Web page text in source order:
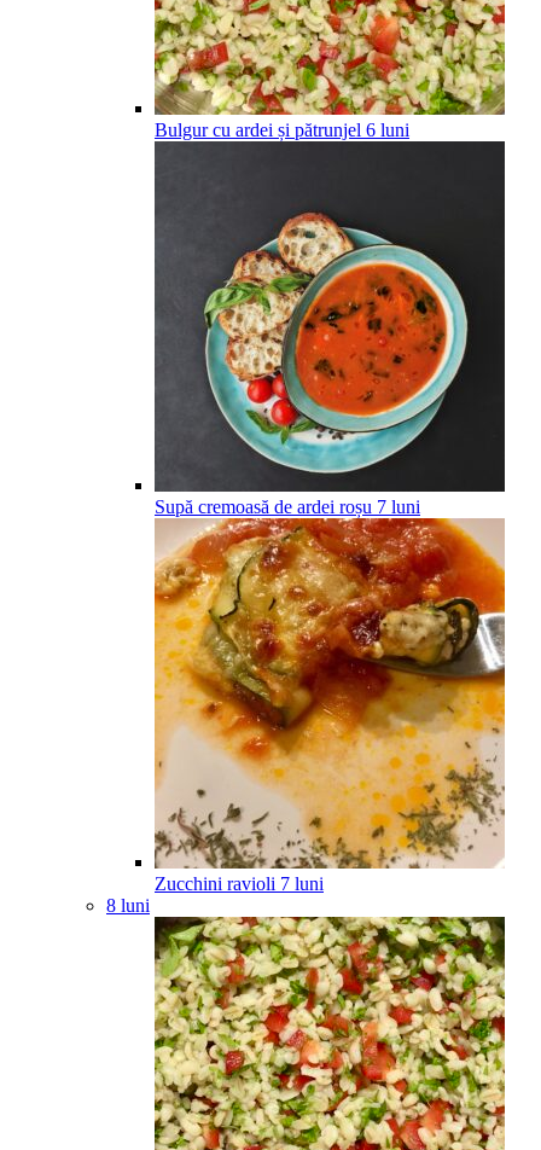
Bulgur cu ardei și pătrunjel 6 luni
Supă cremoasă de ardei roșu 7 luni
Zucchini ravioli 7 luni
8 luni